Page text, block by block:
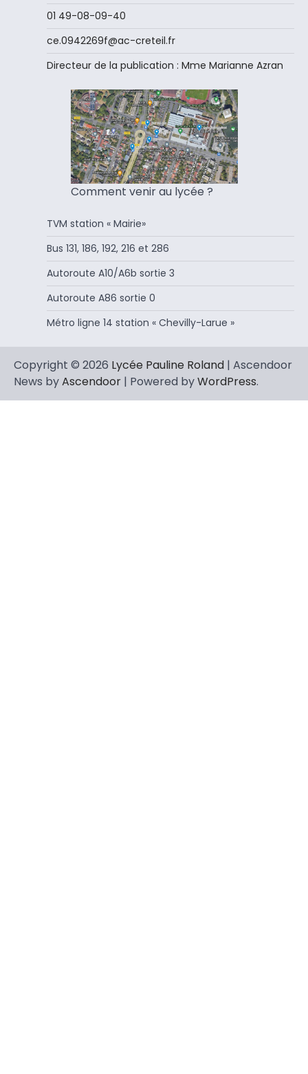
01 49-08-09-40
ce.0942269f@ac-creteil.fr
Directeur de la publication : Mme Marianne Azran
Comment venir au lycée ?
TVM station « Mairie»
Bus 131, 186, 192, 216 et 286
Autoroute A10/A6b sortie 3
Autoroute A86 sortie 0
Métro ligne 14 station « Chevilly-Larue »
Copyright © 2026 Lycée Pauline Roland | Ascendoor
News byAscendoor | Powered byWordPress.